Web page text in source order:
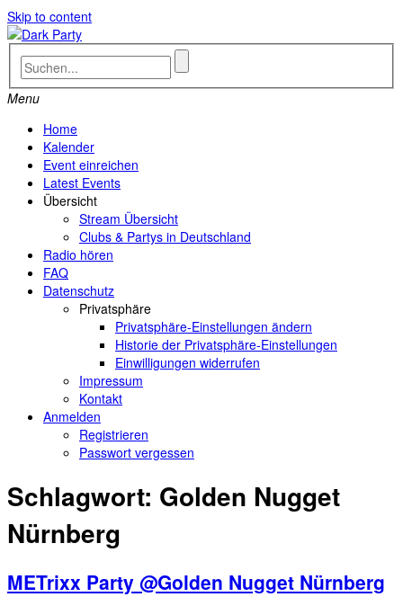
Skip to content
Menu
Home
Kalender
Event einreichen
Latest Events
Übersicht
Stream Übersicht
Clubs & Partys in Deutschland
Radio hören
FAQ
Datenschutz
Privatsphäre
Privatsphäre-Einstellungen ändern
Historie der Privatsphäre-Einstellungen
Einwilligungen widerrufen
Impressum
Kontakt
Anmelden
Registrieren
Passwort vergessen
Schlagwort: Golden Nugget
Nürnberg
METrixx Party @Golden Nugget Nürnberg